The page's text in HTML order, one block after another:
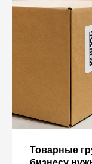
Товарные